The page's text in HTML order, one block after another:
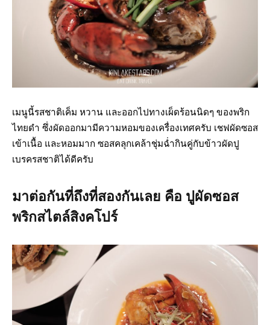
เมนูนี้รสชาติเค็ม หวาน และออกไปทางเผ็ดร้อนนิดๆ ของพริก
ไทยดำ ซึ่งผัดออกมามีความหอมของเครื่องเทศครับ เชฟผัดซอส
เข้าเนื้อ และหอมมาก ซอสคลุกเคล้าชุ่มฉ่ำกินคู่กับข้าวผัดปู
เบรครสชาติได้ดีครับ
มาต่อกันที่ถึงที่สองกันเลย คือ ปูผัดซอส
พริกสไตล์สิงคโปร์